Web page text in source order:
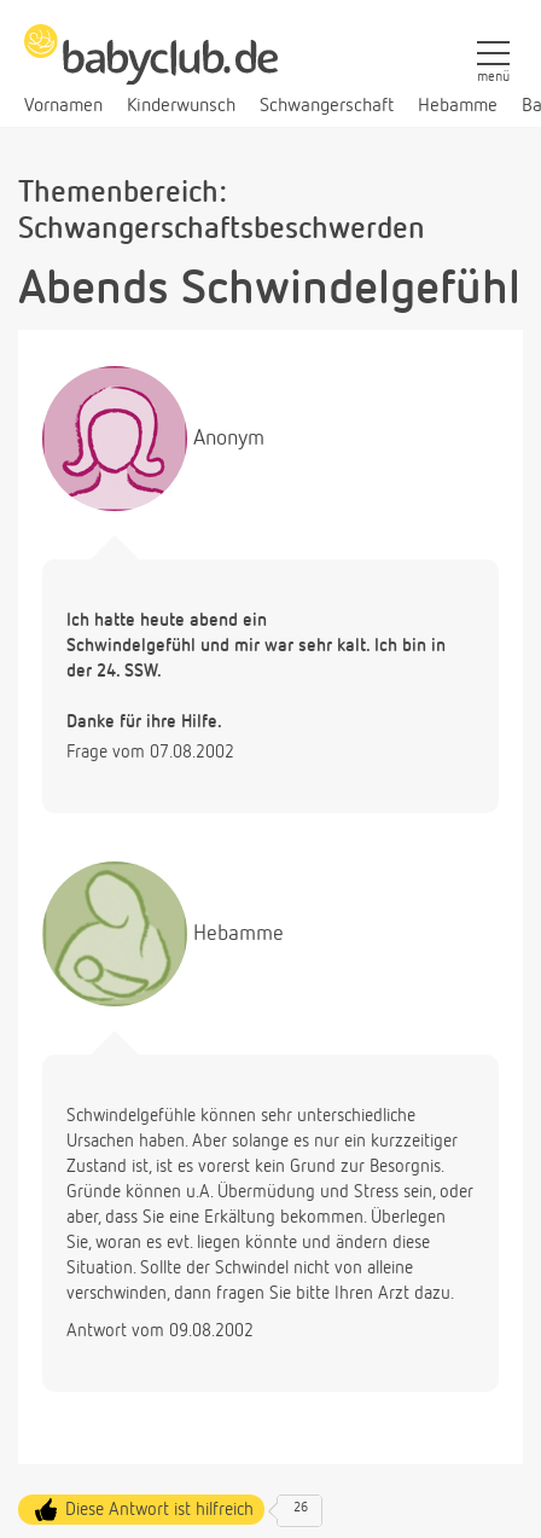
Vornamen Kinderwunsch Schwangerschaft Hebamme
menü
Themenbereich:
Schwangerschaftsbeschwerden
Abends Schwindelgefühl
Anonym
Ich hatte heute abend ein
Schwindelgefühl und mir war sehr kalt. Ich bin in
der 24. SSW.
Danke für ihre Hilfe.
Frage vom 07.08.2002
Hebamme
Schwindelgefühle können sehr unterschiedliche
Ursachen haben. Aber solange es nur ein kurzzeitiger
Zustand ist, ist es vorerst kein Grund zur Besorgnis.
Gründe können u.A. Übermüdung und Stress sein, oder
aber, dass Sie eine Erkältung bekommen. Überlegen
Sie, woran es evt. liegen könnte und ändern diese
Situation. Sollte der Schwindel nicht von alleine
verschwinden, dann fragen Sie bitte Ihren Arzt dazu.
Antwort vom 09.08.2002
Diese Antwort ist hilfreich 26